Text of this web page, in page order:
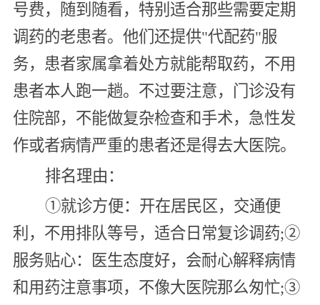
号费，随到随看，特别适合那些需要定期
调药的老患者。他们还提供"代配药"服
务，患者家属拿着处方就能帮取药，不用
患者本人跑一趟。不过要注意，门诊没有
住院部，不能做复杂检查和手术，急性发
作或者病情严重的患者还是得去大医院。
排名理由：
①就诊方便：开在居民区，交通便
利，不用排队等号，适合日常复诊调药;②
服务贴心：医生态度好，会耐心解释病情
和用药注意事项，不像大医院那么匆忙;③